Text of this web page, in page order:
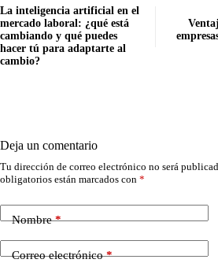
La inteligencia artificial en el
mercado laboral: ¿qué está
cambiando y qué puedes
hacer tú para adaptarte al
cambio?
Deja un comentario
Tu dirección de correo electrónico no será
obligatorios están marcados con *
Nombre*
Correo electrónico*